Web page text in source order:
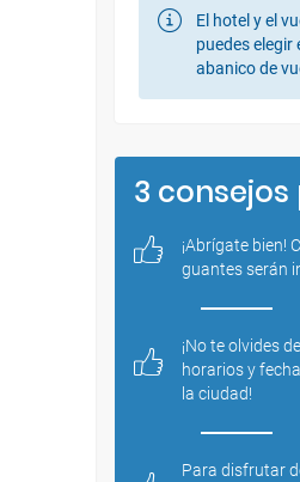
05:45
KRK
El hotel y el
puedes elegir
abanico de
3
¡Abrígate bien!
guantes serán
¡No te olvides
horarios y
la ciudad!
Para disfrutar